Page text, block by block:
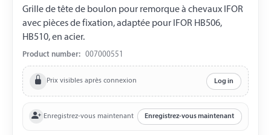
Grille de tête de boulon pour remorque à chevaux IFOR
avec pièces de fixation, adaptée pour IFOR HB506,
HB510, en acier.
Product number: 007000551
Prix visibles après connexion Log in
Enregistrez-vous maintenant Enregistrez-vous maintenant